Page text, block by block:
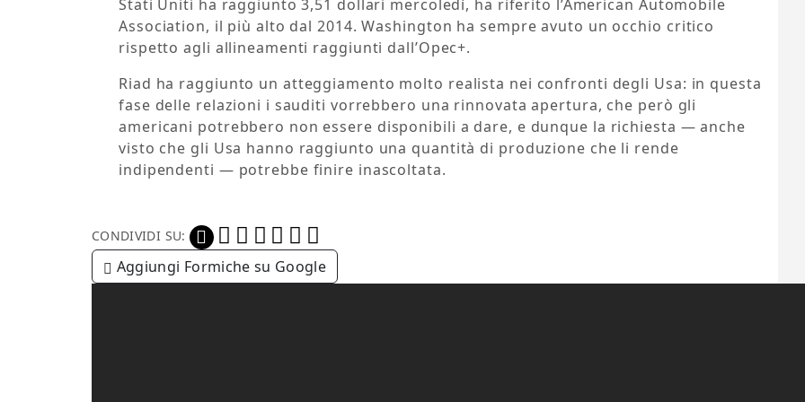
Stati Uniti ha raggiunto 3,51 dollari mercoledì, ha riferito l’American Automobile
Association, il più alto dal 2014. Washington ha sempre avuto un occhio critico
rispetto agli allineamenti raggiunti dall’Opec+.
Riad ha raggiunto un atteggiamento molto realista nei confronti degli Usa: in questa
fase delle relazioni i sauditi vorrebbero una rinnovata apertura, che però gli
americani potrebbero non essere disponibili a dare, e dunque la richiesta — anche
visto che gli Usa hanno raggiunto una quantità di produzione che li rende
indipendenti — potrebbe finire inascoltata.
CONDIVIDI SU:
Aggiungi Formiche su Google